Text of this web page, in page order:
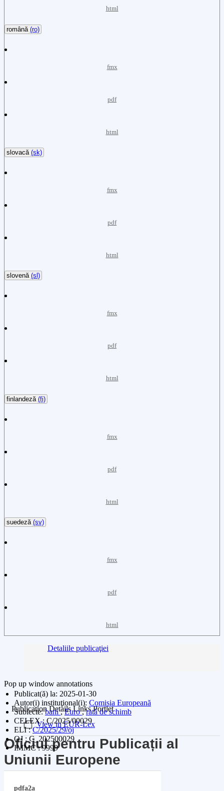
html
română (ro)
fmx
pdf
html
slovacă (sk)
fmx
pdf
html
slovenă (sl)
fmx
pdf
html
finlandeză (fi)
fmx
pdf
html
suedeză (sv)
fmx
pdf
html
Detaliile publicaţiei
Publicat(ă) la: 2025-01-30
Autor(i) instituţional(i): Comisia Europeană
Subiecte:bani,Euro,rată de schimb
CELEX : C/2025/00029
ELI :C/2025/29/oj
OJ : C_202500029
IMMC : 9999
pdfa2a
Pop up window annotations
Publication Details Links Portlet
View in EUR-Lex
Oficiul pentru Publicații al
Uniunii Europene
Acest site este gestionat de: